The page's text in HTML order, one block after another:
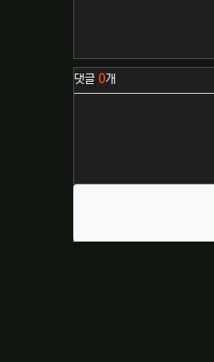
관련자료
댓글 0개